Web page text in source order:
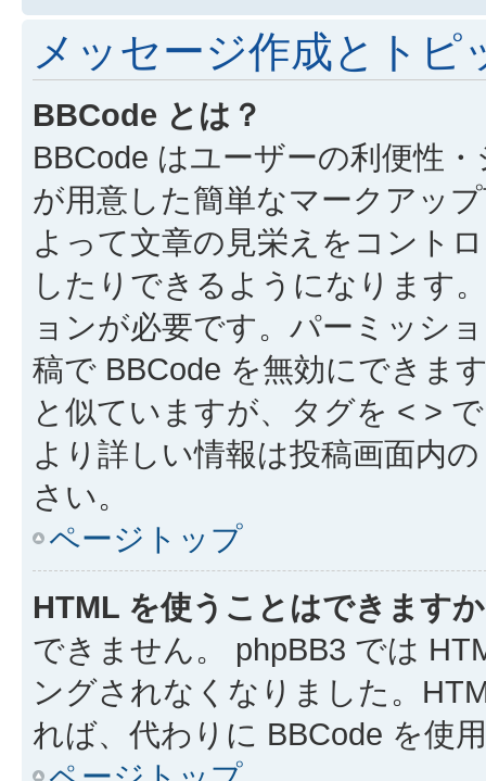
メッセージ作成とトピ
BBCode とは？
BBCode はユーザーの利便性
が用意した簡単なマークアッ
よって文章の見栄えをコント
したりできるようになります
ョンが必要です。パーミッシ
稿で BBCode を無効にできま
と似ていますが、タグを < >
より詳しい情報は投稿画面内
さい。
ページトップ
HTML を使うことはできます
できません。 phpBB3 では
ングされなくなりました。
れば、代わりに BBCode を使